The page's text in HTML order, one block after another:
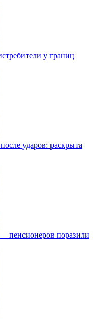
у границ
ударов: раскрыта
пенсионеров поразили